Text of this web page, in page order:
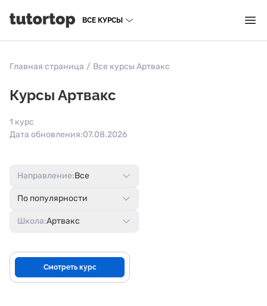
ВСЕ КУРСЫ
Главная страница / Все курсы Артвакс
Курсы Артвакс
1 курс
Дата обновления:07.08.2026
Школа:Артвакс
По популярности
Направление:Все
Смотреть курс